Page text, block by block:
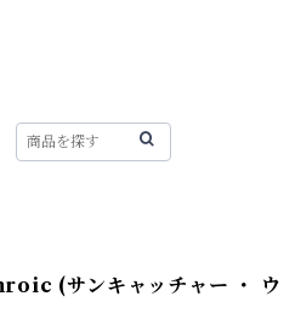
(サンキャッチャー ・ ウ